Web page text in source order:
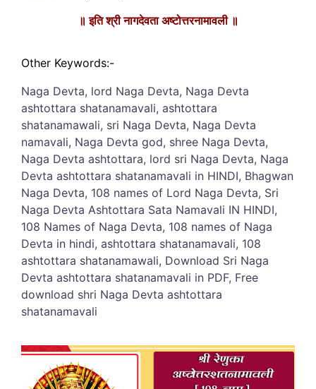
॥ इति श्री नागदेवता अष्टोत्तरनामावली ॥
Other Keywords:-
Naga Devta, lord Naga Devta, Naga Devta
ashtottara shatanamavali, ashtottara
shatanamawali, sri Naga Devta, Naga Devta
namavali, Naga Devta god, shree Naga Devta,
Naga Devta ashtottara, lord sri Naga Devta, Naga
Devta ashtottara shatanamavali in HINDI, Bhagwan
Naga Devta, 108 names of Lord Naga Devta, Sri
Naga Devta Ashtottara Sata Namavali IN HINDI,
108 Names of Naga Devta, 108 names of Naga
Devta in hindi, ashtottara shatanamavali, 108
ashtottara shatanamawali, Download Sri Naga
Devta ashtottara shatanamavali in PDF, Free
download shri Naga Devta ashtottara
shatanamavali